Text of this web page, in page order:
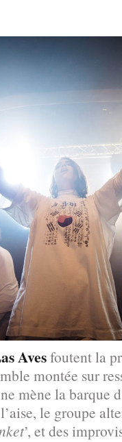
Avesfoutent la
montée sur
mène la barque
le groupe
’, et des